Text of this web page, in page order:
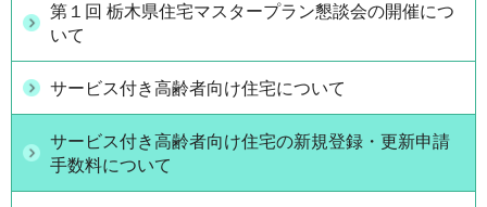
第１回 栃木県住宅マスタープラン懇談会の開催につ
いて
サービス付き高齢者向け住宅について
サービス付き高齢者向け住宅の新規登録・更新申請
手数料について